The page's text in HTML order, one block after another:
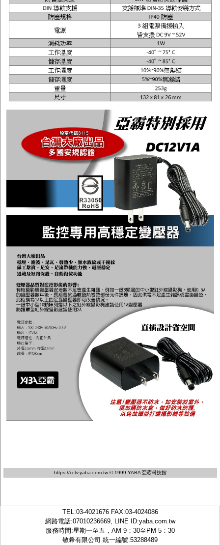
https://cctv.yaba.com.tw © 1999 YABA 亞霸科技館
TEL:03-4021676FAX:03-4024086
網路電話:07010236669, LINE ID:yaba.com.tw
服務時間:星期一至五，AM 9：30至PM 5：30
敏希有限公司 統一編號:53288489